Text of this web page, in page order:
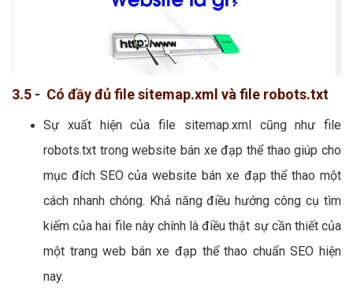
3.5 - Có đầy đủ file sitemap.xml và file robots.txt
Sự xuất hiện của file sitemap.xml cũng như file
robots.txt trong website bán xe đạp thể thao giúp cho
mục đích SEO của website bán xe đạp thể thao một
cách nhanh chóng. Khả năng điều hướng công cụ tìm
kiếm của hai file này chính là điều thật sự cần thiết của
một trang web bán xe đạp thể thao chuẩn SEO hiện
nay.